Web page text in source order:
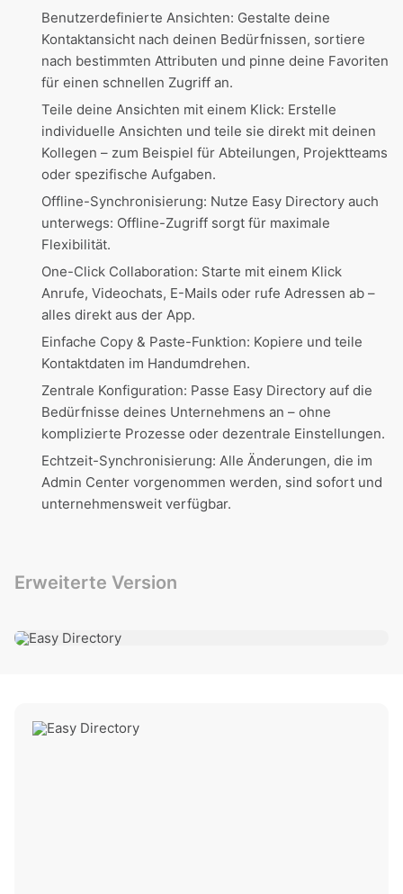
Benutzerdefinierte Ansichten: Gestalte deine
Kontaktansicht nach deinen Bedürfnissen, sortiere
nach bestimmten Attributen und pinne deine Favoriten
für einen schnellen Zugriff an.
Teile deine Ansichten mit einem Klick: Erstelle
individuelle Ansichten und teile sie direkt mit deinen
Kollegen – zum Beispiel für Abteilungen, Projektteams
oder spezifische Aufgaben.
Offline-Synchronisierung: Nutze Easy Directory auch
unterwegs: Offline-Zugriff sorgt für maximale
Flexibilität.
One-Click Collaboration: Starte mit einem Klick
Anrufe, Videochats, E-Mails oder rufe Adressen ab –
alles direkt aus der App.
Einfache Copy & Paste-Funktion: Kopiere und teile
Kontaktdaten im Handumdrehen.
Zentrale Konfiguration: Passe Easy Directory auf die
Bedürfnisse deines Unternehmens an – ohne
komplizierte Prozesse oder dezentrale Einstellungen.
Echtzeit-Synchronisierung: Alle Änderungen, die im
Admin Center vorgenommen werden, sind sofort und
unternehmensweit verfügbar.
Erweiterte Version